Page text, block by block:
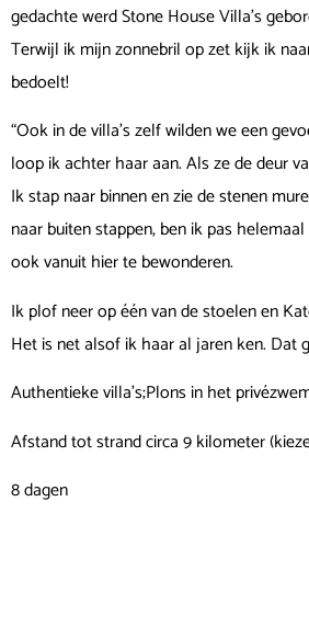
gedachte werd Stone House Villa’s
Terwijl ik mijn zonnebril op zet kijk ik
bedoelt!
“Ook in de villa’s zelf wilden we een
loop ik achter haar aan. Als ze de deur
Ik stap naar binnen en zie de stenen
naar buiten stappen, ben ik pas
ook vanuit hier te bewonderen.
Ik plof neer op één van de stoelen en
Het is net alsof ik haar al jaren ken. Dat
Authentieke villa’s;Plons in het
Afstand tot strand circa 9 kilometer
8 dagen